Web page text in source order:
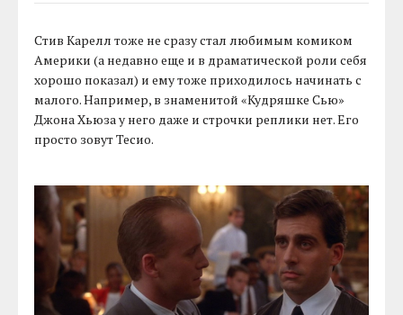
Стив Карелл тоже не сразу стал любимым комиком
Америки (а недавно еще и в драматической роли себя
хорошо показал) и ему тоже приходилось начинать с
малого. Например, в знаменитой «Кудряшке Сью»
Джона Хьюза у него даже и строчки реплики нет. Его
просто зовут Тесио.